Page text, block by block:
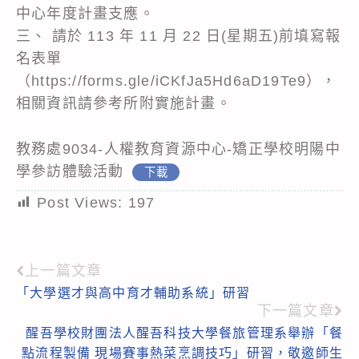
中心年度計畫支應。
三、 請於 113 年 11 月 22 日(星期五)前填寫報
名表單
（https://forms.gle/iCKfJa5Hd6aD19Te9），
相關資訊請參考所附實施計畫。
教務處9034-人權教育資源中心-矯正學校明陽中
學參訪體驗活動
下載
Post Views: 197
Read
more
articles
上一篇文章
「大學選才與高中育才輔助系統」研習
下一篇文章
醒吾學校財團法人醒吾科技大學餐旅管理系舉辦「餐
點流程製備 現場賽事熱菜烹調技巧」研習，敬邀師生